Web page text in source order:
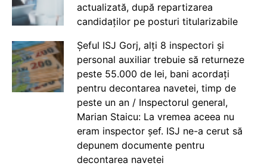
actualizată, după repartizarea
candidaților pe posturi titularizabile
Șeful ISJ Gorj, alți 8 inspectori și
personal auxiliar trebuie să returneze
peste 55.000 de lei, bani acordați
pentru decontarea navetei, timp de
peste un an / Inspectorul general,
Marian Staicu: La vremea aceea nu
eram inspector șef. ISJ ne-a cerut să
depunem documente pentru
decontarea navetei